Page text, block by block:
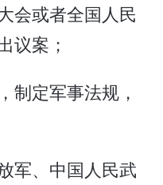
会或者全国人民
议案；
制定军事法规，
军、中国人民武